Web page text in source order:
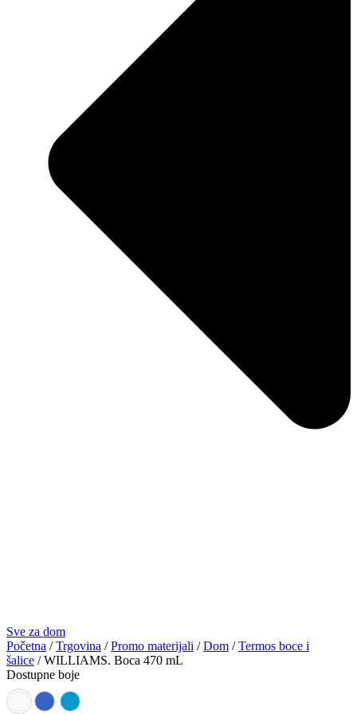
Sve za dom
Početna /Trgovina /Promo materijali /Dom /Termos boce i
šalice / WILLIAMS. Boca 470 mL
Dostupne boje